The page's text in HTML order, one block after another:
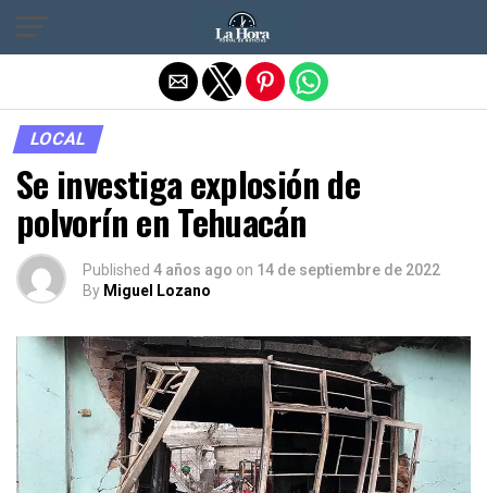
LOCAL
Se investiga explosión de
polvorín en Tehuacán
Published 4 años ago on 14 de septiembre de 2022
By Miguel Lozano
Salir de la versión móvil